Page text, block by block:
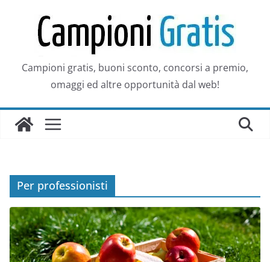
contenuto
Campioni gratis, buoni sconto, concorsi a premio,
omaggi ed altre opportunità dal web!
Per professionisti